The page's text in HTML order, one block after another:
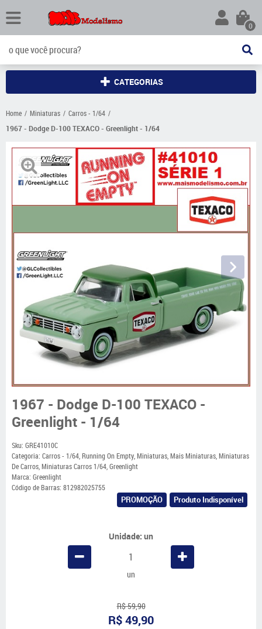
0
CATEGORIAS
Home Miniaturas
Carros - 1/64
1967 - Dodge D-100 TEXACO - Greenlight - 1/64
1967 - Dodge D-100 TEXACO -
Greenlight - 1/64
Sku: GRE41010C
Categoria: Carros - 1/64,Running On Empty,Miniaturas,Mais Miniaturas,Miniaturas
De Carros,Miniaturas Carros 1/64,Greenlight
Marca: Greenlight
Código de Barras: 812982025755
PROMOÇÃO Produto Indisponível
Unidade: un
un
R$ 59,90
R$ 49,90